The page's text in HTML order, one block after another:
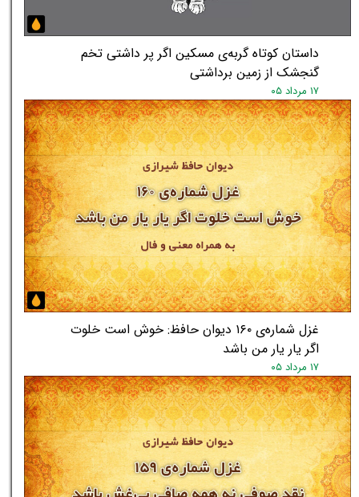
داستان کوتاه گربه‌ی مسکین اگر پر داشتی تخم
گنجشک از زمین برداشتی
۱۷ مرداد ۰۵
غزل شماره‌ی ۱۶۰ دیوان حافظ: خوش است خلوت
اگر یار یار من باشد
۱۷ مرداد ۰۵